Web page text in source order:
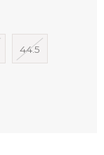
44.5